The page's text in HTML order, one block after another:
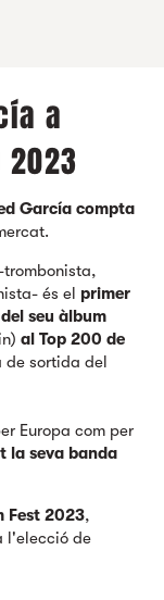
a
García compta
és el primer
seu àlbum
al Top 200 de
de sortida del
Europa com per
la seva banda
Fest 2023,
l'elecció de